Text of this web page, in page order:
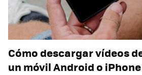
Cómo descargar vídeos
un móvil Android o iPhone